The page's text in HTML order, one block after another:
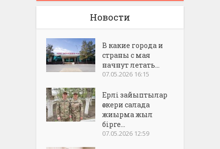
Новости
В какие города и
страны с мая
начнут летать...
07.05.2026 16:15
Ерлі зайыптылар
әскери салада
жиырма жыл
бірге...
07.05.2026 12:59